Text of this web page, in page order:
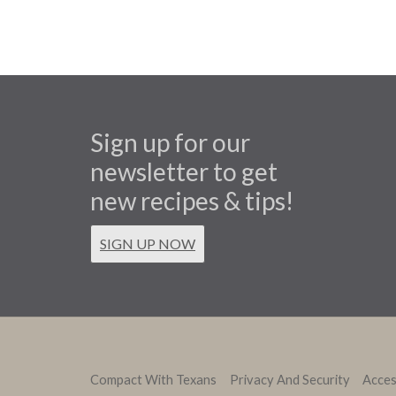
Sign up for our
newsletter to get
new recipes & tips!
SIGN UP NOW
Compact With Texans Privacy And Security